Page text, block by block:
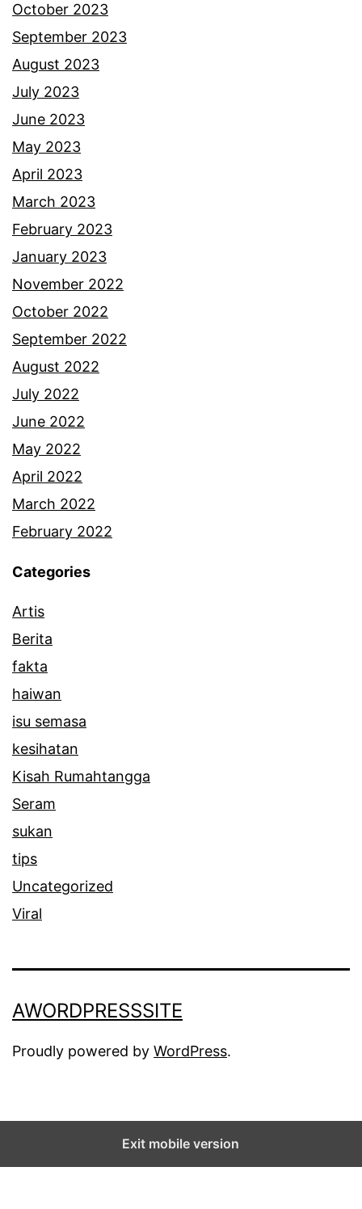
October 2023
September 2023
August 2023
July 2023
June 2023
May 2023
April 2023
March 2023
February 2023
January 2023
November 2022
October 2022
September 2022
August 2022
July 2022
June 2022
May 2022
April 2022
March 2022
February 2022
Categories
Artis
Berita
fakta
haiwan
isu semasa
kesihatan
Kisah Rumahtangga
Seram
sukan
tips
Uncategorized
Viral
AWORDPRESSSITE
Proudly powered by WordPress.
Exit mobile version